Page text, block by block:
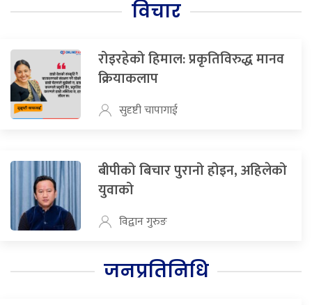
विचार
रोइरहेको हिमाल: प्रकृतिविरुद्ध मानव
क्रियाकलाप
सुदृष्टी चापागाई
बीपीको बिचार पुरानो होइन, अहिलेको
युवाको
विद्वान गुरुङ
जनप्रतिनिधि